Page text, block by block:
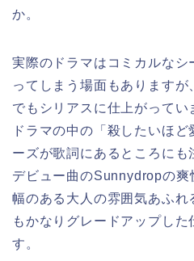
か。
実際のドラマはコミカルなシ
ってしまう場面もありますが
でもシリアスに仕上がってい
ドラマの中の「殺したいほ
ーズが歌詞にあるところにも
デビュー曲のSunnydropの爽
幅のある大人の雰囲気あふれ
もかなりグレードアップした
す。